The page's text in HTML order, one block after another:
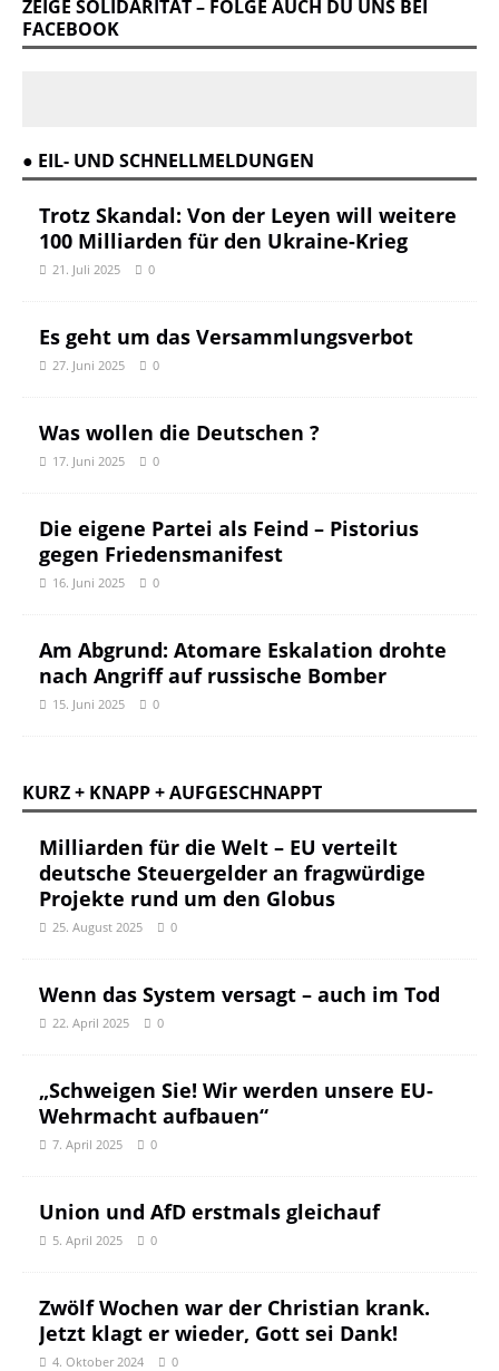
ZEIGE SOLIDARITÄT – FOLGE AUCH DU UNS BEI
FACEBOOK
● EIL- UND SCHNELLMELDUNGEN
Trotz Skandal: Von der Leyen will weitere
100 Milliarden für den Ukraine-Krieg
21. Juli 2025 0
Es geht um das Versammlungsverbot
27. Juni 2025 0
Was wollen die Deutschen ?
17. Juni 2025 0
Die eigene Partei als Feind – Pistorius
gegen Friedensmanifest
16. Juni 2025 0
Am Abgrund: Atomare Eskalation drohte
nach Angriff auf russische Bomber
15. Juni 2025 0
KURZ + KNAPP + AUFGESCHNAPPT
Milliarden für die Welt – EU verteilt
deutsche Steuergelder an fragwürdige
Projekte rund um den Globus
25. August 2025 0
Wenn das System versagt – auch im Tod
22. April 2025 0
„Schweigen Sie! Wir werden unsere EU-
Wehrmacht aufbauen“
7. April 2025 0
Union und AfD erstmals gleichauf
5. April 2025 0
Zwölf Wochen war der Christian krank.
Jetzt klagt er wieder, Gott sei Dank!
4. Oktober 2024 0